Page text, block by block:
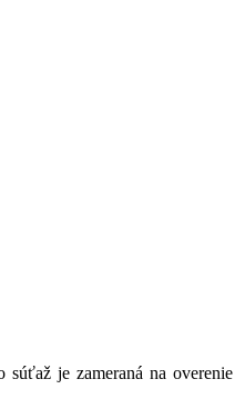
je zameraná na overenie